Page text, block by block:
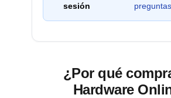
sesión
preguntas.
¿Por qué
Hardware